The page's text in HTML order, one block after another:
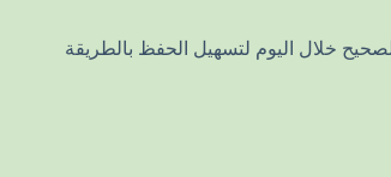
خلال اليوم لتسهيل الحفظ بالطريقة